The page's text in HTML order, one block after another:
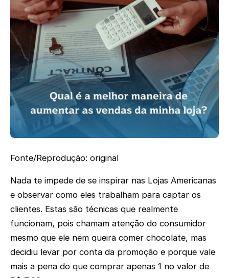
Fonte/Reprodução: original
Nada te impede de se inspirar nas Lojas Americanas
e observar como eles trabalham para captar os
clientes. Estas são técnicas que realmente
funcionam, pois chamam atenção do consumidor
mesmo que ele nem queira comer chocolate, mas
decidiu levar por conta da promoção e porque vale
mais a pena do que comprar apenas 1 no valor de